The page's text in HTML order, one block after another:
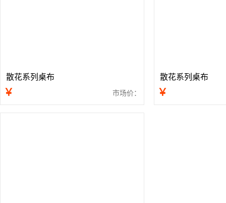
散花系列桌布
￥ 市场价：
散花系列桌布
￥